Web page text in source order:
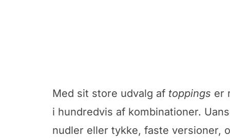
Med sit store udvalg af toppings er
i hundredvis af kombinationer.
nudler eller tykke, faste versioner,